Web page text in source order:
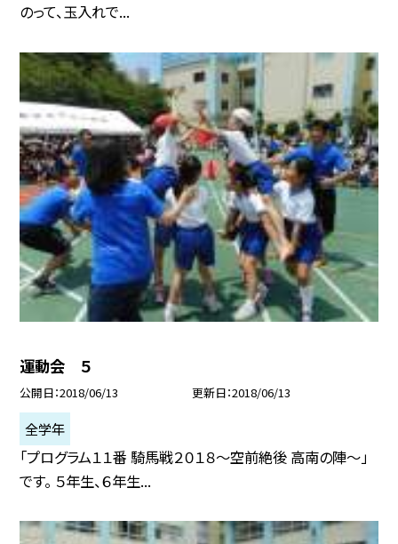
のって、玉入れで...
運動会 ５
公開日 2018/06/13 更新日 2018/06/13
全学年
「プログラム１１番 騎馬戦２０１８〜空前絶後 高南の陣〜」
です。 ５年生、６年生...